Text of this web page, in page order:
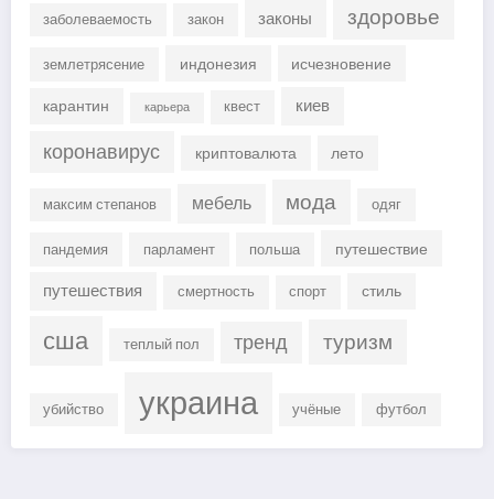
заболеваемость закон законы здоровье
землетрясение индонезия
исчезновение
карантин
карьера квест киев
коронавирус криптовалюта лето
максим степанов мебель мода одяг
пандемия парламент польша путешествие
путешествия смертность спорт стиль
сша теплый пол тренд туризм
убийство украина учёные футбол